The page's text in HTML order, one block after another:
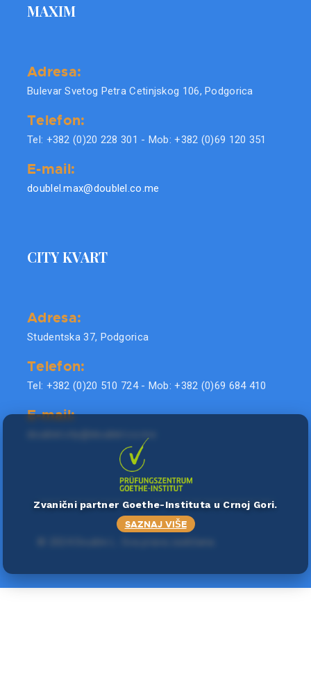
MAXIM
Adresa:
Bulevar Svetog Petra Cetinjskog 106, Podgorica
Telefon:
Tel: +382 (0)20 228 301 - Mob: +382 (0)69 120 351
E-mail:
doublel.max@doublel.co.me
CITY KVART
Adresa:
Studentska 37, Podgorica
Telefon:
Tel: +382 (0)20 510 724 - Mob: +382 (0)69 684 410
E-mail:
Zvanični partner Goethe-Instituta u Crnoj Gori.
SAZNAJ VIŠE